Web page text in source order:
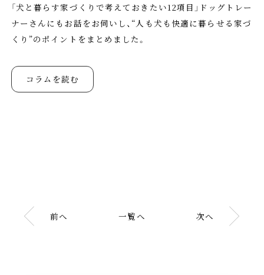
「犬と暮らす家づくりで考えておきたい12項目」ドッグトレー
ナーさんにもお話をお伺いし、“人も犬も快適に暮らせる家づ
くり”のポイントをまとめました。
コラムを読む
前へ 一覧へ 次へ